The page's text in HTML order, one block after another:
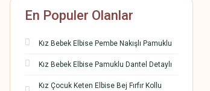
En Populer Olanlar
Kız Bebek Elbise Pembe Nakışlı Pamuklu
Kız Bebek Elbise Pamuklu Dantel Detaylı
Kız Çocuk Keten Elbise Bej Fırfır Kollu